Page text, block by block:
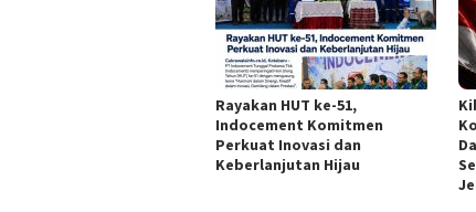
Rayakan HUT ke-51,
Indocement Komitmen
Perkuat Inovasi dan
Keberlanjutan Hijau